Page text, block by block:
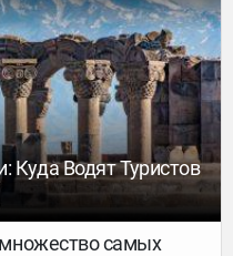
вы наверняка
Азербайджане.
в течение
Куда Водят Туристов
самых